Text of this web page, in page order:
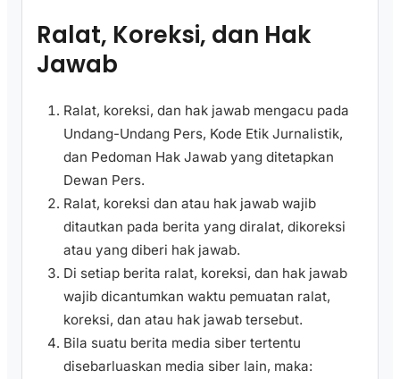
Ralat, Koreksi, dan Hak
Jawab
Ralat, koreksi, dan hak jawab mengacu pada
Undang-Undang Pers, Kode Etik Jurnalistik,
dan Pedoman Hak Jawab yang ditetapkan
Dewan Pers.
Ralat, koreksi dan atau hak jawab wajib
ditautkan pada berita yang diralat, dikoreksi
atau yang diberi hak jawab.
Di setiap berita ralat, koreksi, dan hak jawab
wajib dicantumkan waktu pemuatan ralat,
koreksi, dan atau hak jawab tersebut.
Bila suatu berita media siber tertentu
disebarluaskan media siber lain, maka: